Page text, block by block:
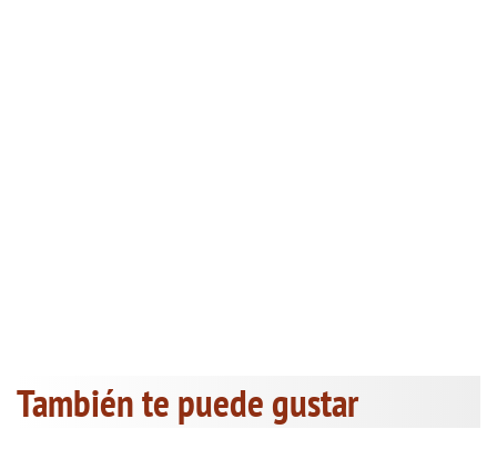
También te puede gustar